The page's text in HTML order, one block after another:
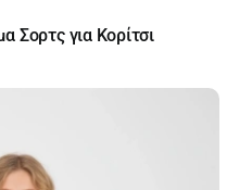
Σορτς για Κορίτσι